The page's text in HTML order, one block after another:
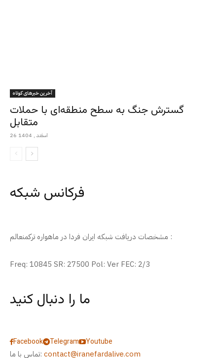
آخرین خبرهای کوتاه
گسترش جنگ به سطح منطقه‌ای با حملات
متقابل
26 اسفند , 1404
فرکانس شبکه
مشخصات دریافت شبکه ایران فردا در ماهواره ترکمنعالم :
Freq: 10845 SR: 27500 Pol: Ver FEC: 2/3
ما را دنبال کنید
Facebook Telegram
Youtube
تماس با ما: contact@iranefardalive.com